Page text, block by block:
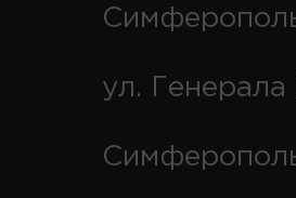
ул. Генерала